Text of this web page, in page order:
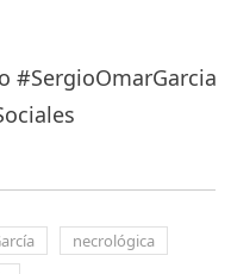
#SergioOmarGarcia
necrológica